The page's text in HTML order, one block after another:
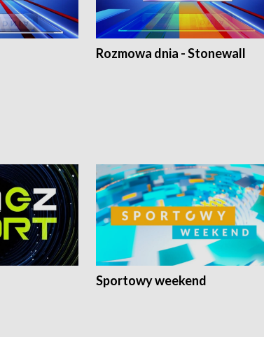
Rozmowa dnia - Stonewall
Sportowy weekend